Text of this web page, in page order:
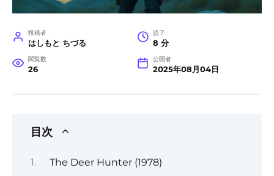
投稿者
はしもと ちづる
読了
8 分
閲覧数
26
公開者
2025年08月04日
目次
The Deer Hunter (1978)